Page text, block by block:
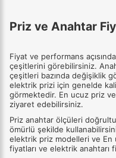
Priz ve Anahtar
Fiyat ve performans
çeşitlerini görebilirsiniz.
çeşitleri bazında değişiklik
elektrik prizi için genelde
görmektedir. En ucuz priz
ziyaret edebilirsiniz.
Priz anahtar ölçüleri
ömürlü şekilde
elektrik priz modelleri ve
fiyatları ve elektrik anahtarı